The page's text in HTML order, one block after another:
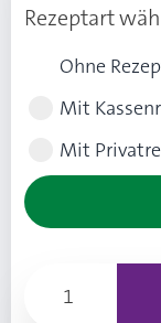
Rezeptart
Ohne
Mit
Mit